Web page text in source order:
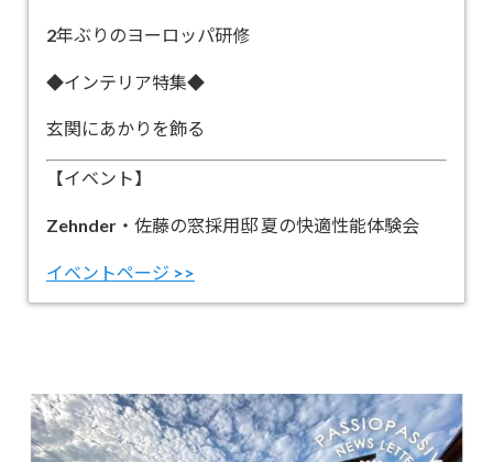
2年ぶりのヨーロッパ研修
◆インテリア特集◆
玄関にあかりを飾る
【イベント】
Zehnder・佐藤の窓採用邸 夏の快適性能体験会
イベントページ >>